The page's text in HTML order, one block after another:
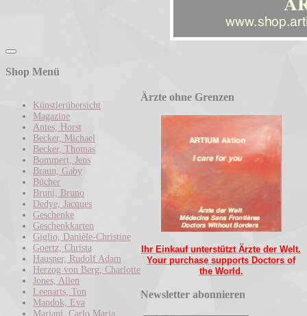
Shop Menü
Künstlerübersicht
Magazine
Antes, Horst
Becker, Michael
Becker, Thomas
Bommert, Jens
Braun, Gaby
Bücher
Bruni, Bruno
Dedye, Jacques
Geschenke
Geschenkkarten
Giglio, Danièle-Christine
Goertz, Christa
Hausner, Rudolf Adam
Herzog von Berg, Charlotte
Jones, Allen
Leenarts, Ton
Mandok, Eva
Mariani, Carlo Maria
Ärzte ohne Grenzen
Ihr Einkauf unterstützt Ärzte der Welt.
Your purchase supports Doctors of
the World.
Newsletter abonnieren